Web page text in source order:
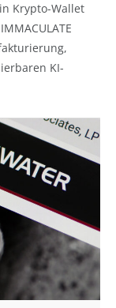
Krypto-Wallet
KI-